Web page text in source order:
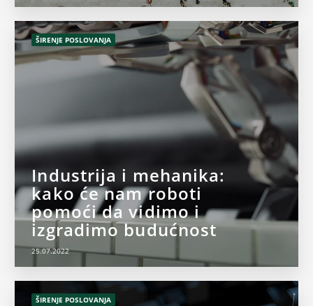
ŠIRENJE POSLOVANJA
Industrija i mehanika:
kako će nam roboti
pomoći da vidimo i
izgradimo budućnost
25.07.2022
ŠIRENJE POSLOVANJA